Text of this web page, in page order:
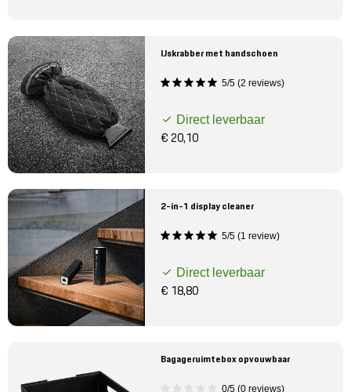
IJskrabber met handschoen
5/5 (2 reviews)
Direct leverbaar
€ 20,10
2-in-1 display cleaner
5/5 (1 review)
Direct leverbaar
€ 18,80
Bagageruimtebox opvouwbaar
0/5 (0 reviews)